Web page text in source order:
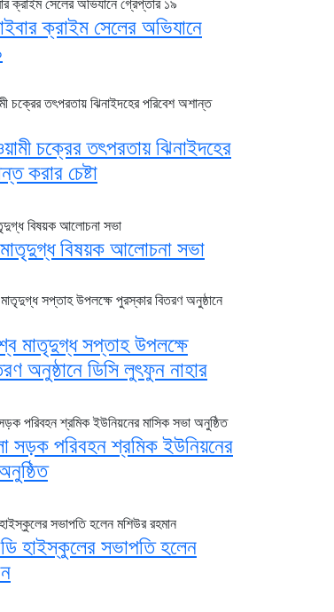
ক্রাইম সেলের অভিযানে
চক্রের তৎপরতায় ঝিনাইদহের
করার চেষ্টা
বিষয়ক আলোচনা সভা
মাতৃদুগ্ধ সপ্তাহ উপলক্ষে
অনুষ্ঠানে ডিসি লুৎফুন নাহার
সড়ক পরিবহন শ্রমিক ইউনিয়নের
হাইস্কুলের সভাপতি হলেন